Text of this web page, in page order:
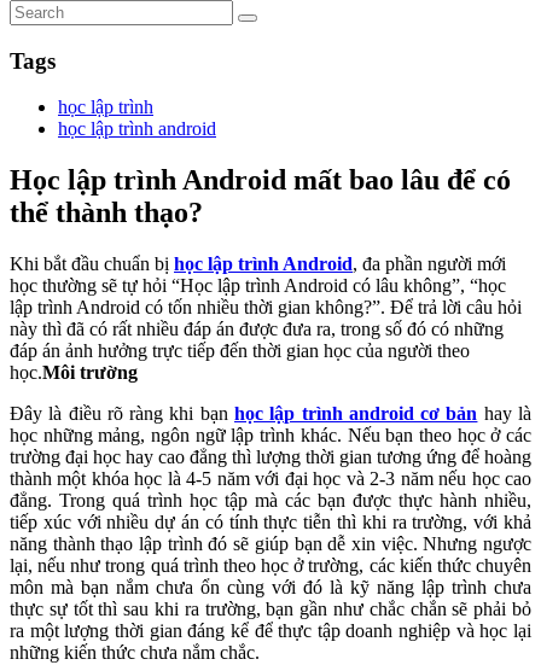
Tags
học lập trình
học lập trình android
Học lập trình Android mất bao lâu để có
thể thành thạo?
Khi bắt đầu chuẩn bị học lập trình Android, đa phần người mới
học thường sẽ tự hỏi “Học lập trình Android có lâu không”, “học
lập trình Android có tốn nhiều thời gian không?”. Để trả lời câu hỏi
này thì đã có rất nhiều đáp án được đưa ra, trong số đó có những
đáp án ảnh hưởng trực tiếp đến thời gian học của người theo
học.Môi trường
Đây là điều rõ ràng khi bạn học lập trình android cơ bản hay là
học những mảng, ngôn ngữ lập trình khác. Nếu bạn theo học ở các
trường đại học hay cao đẳng thì lượng thời gian tương ứng để hoàng
thành một khóa học là 4-5 năm với đại học và 2-3 năm nếu học cao
đẳng. Trong quá trình học tập mà các bạn được thực hành nhiều,
tiếp xúc với nhiều dự án có tính thực tiễn thì khi ra trường, với khả
năng thành thạo lập trình đó sẽ giúp bạn dễ xin việc. Nhưng ngược
lại, nếu như trong quá trình theo học ở trường, các kiến thức chuyên
môn mà bạn nắm chưa ổn cùng với đó là kỹ năng lập trình chưa
thực sự tốt thì sau khi ra trường, bạn gần như chắc chắn sẽ phải bỏ
ra một lượng thời gian đáng kể để thực tập doanh nghiệp và học lại
những kiến thức chưa nắm chắc.